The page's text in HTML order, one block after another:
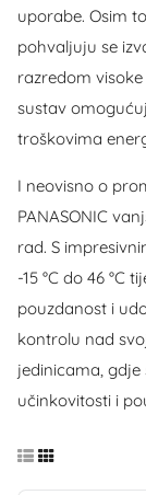
uporabe. Osim
pohvaljuju se
razredom visoke
sustav
troškovima
I neovisno o
PANASONIC
rad. S
-15 °C do 46 °C
pouzdanost i
kontrolu nad
jedinicama, gdje
učinkovitosti i